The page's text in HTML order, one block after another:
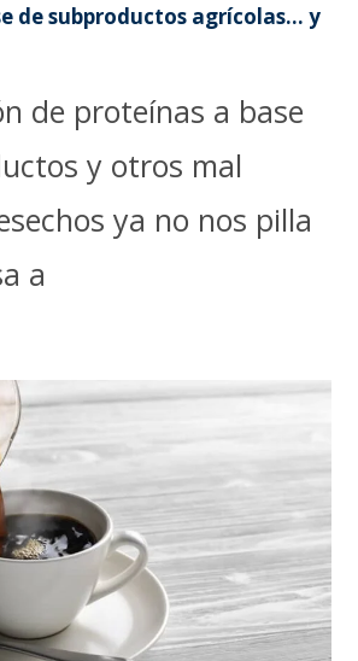
de subproductos agrícolas… y
de proteínas a base
y otros mal
ya no nos pilla
a